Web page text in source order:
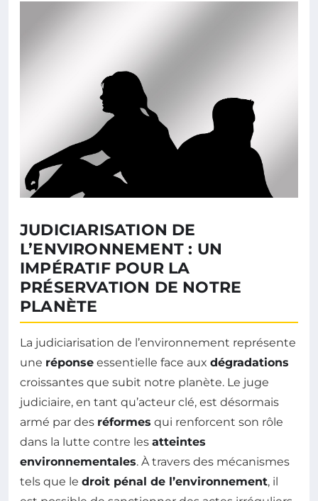
JUDICIARISATION DE
L’ENVIRONNEMENT : UN
IMPÉRATIF POUR LA
PRÉSERVATION DE NOTRE
PLANÈTE
La judiciarisation de l’environnement représente
une réponse essentielle face aux dégradations
croissantes que subit notre planète. Le juge
judiciaire, en tant qu’acteur clé, est désormais
armé par des réformes qui renforcent son rôle
dans la lutte contre les atteintes
environnementales. À travers des mécanismes
tels que le droit pénal de l’environnement, il